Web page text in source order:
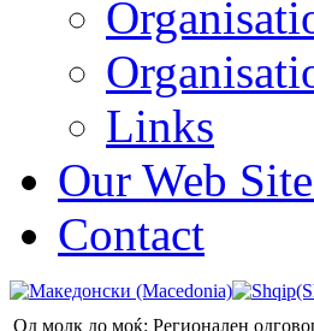
Links
Our Web
Contact
Од молк до моќ: Регионален